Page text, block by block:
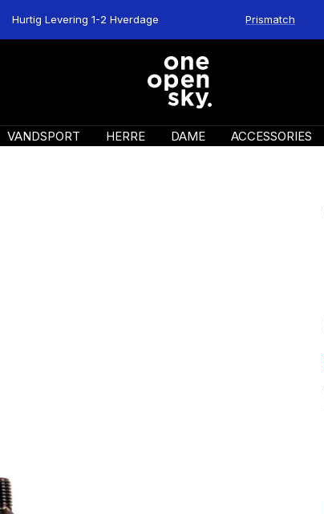
Hurtig Levering 1-2 Hverdage Prismatch
One
Open
VANDSPORT HERRE DAME ACCESSORIES